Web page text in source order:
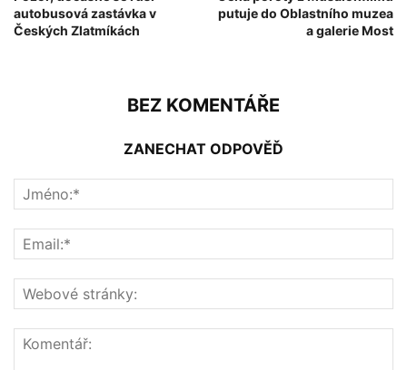
autobusová zastávka v
Českých Zlatmíkách
putuje do Oblastního muzea
a galerie Most
BEZ KOMENTÁŘE
ZANECHAT ODPOVĚĎ